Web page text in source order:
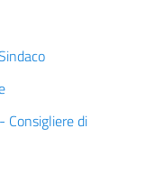
Consigliere di